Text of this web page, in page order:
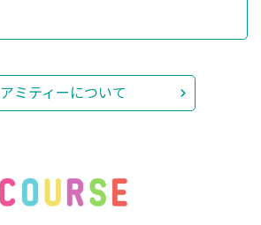
アミティーについて